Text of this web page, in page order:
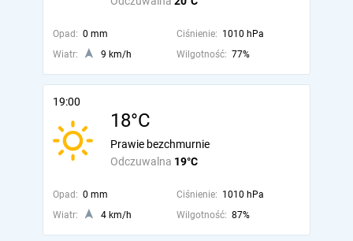
Opad: 0 mm Ciśnienie: 1010 hPa
Wiatr:
9 km/h Wilgotność: 77%
19:00
18°C
Odczuwalna 19°C
Prawie bezchmurnie
Opad: 0 mm Ciśnienie: 1010 hPa
Wiatr:
4 km/h Wilgotność: 87%